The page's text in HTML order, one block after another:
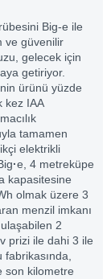
Big-e ile
ve güvenilir
gelecek için
getiriyor.
ürünü yüzde
kez IAA
tamamen
elektrikli
·e, 4 metreküpe
kapasitesine
olmak üzere 3
menzil imkanı
2
prizi ile dahi 3 ile
son kilometre